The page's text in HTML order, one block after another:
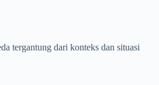
tergantung dari konteks dan situasi